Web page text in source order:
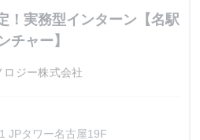
！実務型インターン【名駅
チャー】
ロジー株式会社
JPタワー名古屋19F